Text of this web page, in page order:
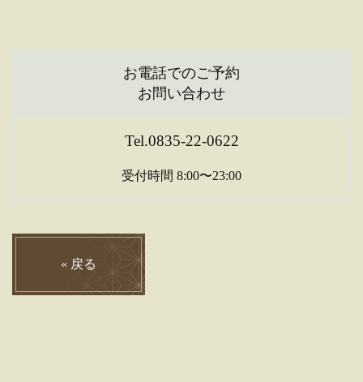
お電話でのご予約
お問い合わせ
Tel.0835-22-0622
受付時間 8:00〜23:00
« 戻る